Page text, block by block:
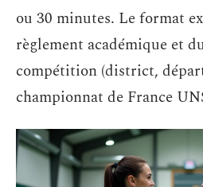
ou 30 minutes. Le format
règlement académique et
compétition (district,
championnat de France